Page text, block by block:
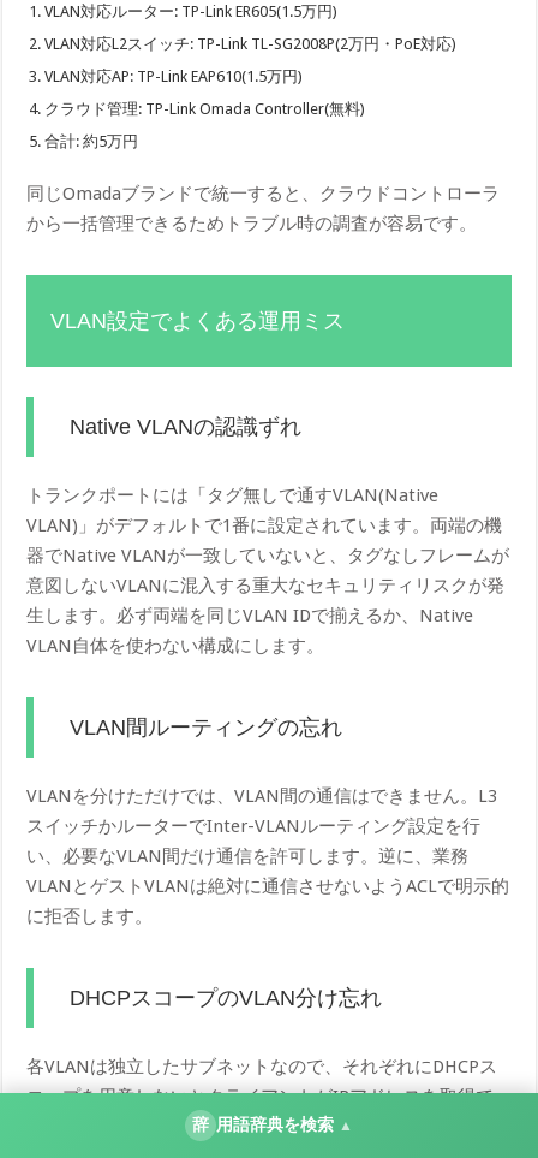
VLAN対応ルーター: TP-Link ER605(1.5万円)
VLAN対応L2スイッチ: TP-Link TL-SG2008P(2万円・PoE対応)
VLAN対応AP: TP-Link EAP610(1.5万円)
クラウド管理: TP-Link Omada Controller(無料)
合計: 約5万円
同じOmadaブランドで統一すると、クラウドコントローラ
から一括管理できるためトラブル時の調査が容易です。
VLAN設定でよくある運用ミス
Native VLANの認識ずれ
トランクポートには「タグ無しで通すVLAN(Native
VLAN)」がデフォルトで1番に設定されています。両端の機
器でNative VLANが一致していないと、タグなしフレームが
意図しないVLANに混入する重大なセキュリティリスクが発
生します。必ず両端を同じVLAN IDで揃えるか、Native
VLAN自体を使わない構成にします。
VLAN間ルーティングの忘れ
VLANを分けただけでは、VLAN間の通信はできません。L3
スイッチかルーターでInter-VLANルーティング設定を行
い、必要なVLAN間だけ通信を許可します。逆に、業務
VLANとゲストVLANは絶対に通信させないようACLで明示的
に拒否します。
DHCPスコープのVLAN分け忘れ
各VLANは独立したサブネットなので、それぞれにDHCPス
コープを用意しないとクライアントがIPアドレスを取得で
きません。ルーター内蔵DHCPなら自動でVLAN単位に分か
辞 用語辞典を検索 ▲